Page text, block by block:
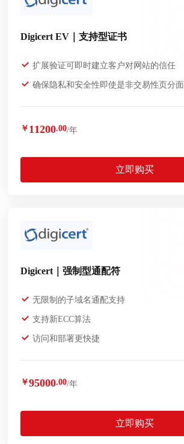
Digicert EV｜支持型证书
扩展验证可即时建立客户对网站的信任
确保隐私和安全性即使是非交易性页分面
￥ 11200.00/年
立即购买
Digicert｜强制型通配符
无限制的子域名通配支持
支持新ECC算法
访问和部署更快捷
￥95000.00/年
立即购买